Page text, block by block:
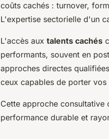
coûts cachés : turnover,
L'expertise sectorielle d'un
L'accès aux talents cachés
performants, souvent en
approches directes
ceux capables de porter
Cette approche consultative
performance durable et